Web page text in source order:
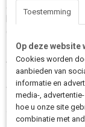
alleen wat nodig
betaalbaar,
Zoek je een los
toepasbaar is en
Dan is dit een
veilig en klaar
Toestemming
Op deze
Cookies worden
aanbieden van
informatie en
media-,
hoe u onze site
combinatie met